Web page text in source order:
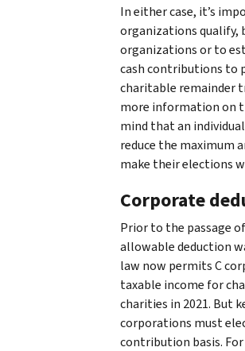
In either case, it’s
organizations qualify,
organizations or to
cash contributions to
charitable remainder
more information on
mind that an
reduce the maximum
make their elections
Corporate
Prior to the passage
allowable deduction
law now permits C
taxable income for
charities in 2021. But
corporations must
contribution basis.